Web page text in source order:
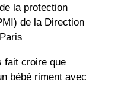
la protection
de la Direction
fait croire que
bébé riment avec